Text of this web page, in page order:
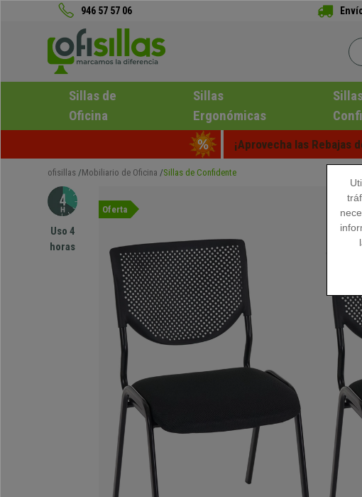
946 57 57 06
Sillas de
Oficina
Sillas
Ergonómicas
¡Aprovecha las Rebajas
ofisillas Mobiliario de Oficina Sillas de Confidente
Uso 4
horas
Oferta